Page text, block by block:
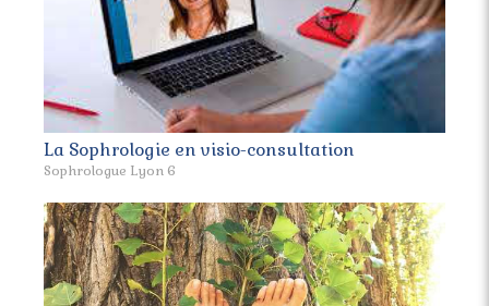
La Sophrologie en visio-consultation
Sophrologue Lyon 6